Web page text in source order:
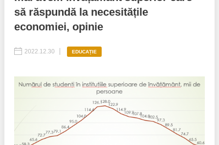
Manual de proceduri
Organigrama IDIS
Politici regionale
Transparența guvernării locale
Proces democratic
să răspundă la necesitățile
economiei, opinie
2022.12.30 EDUCAȚIE